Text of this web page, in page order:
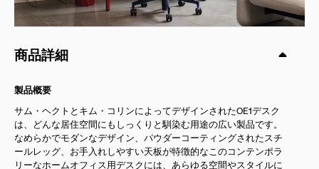
商品詳細
製品概要
サム・ヘクトとキム・コリンによってデザインされたOE1デスク
は、どんな居住空間にもしっくりと馴染む用途の広い製品です。
なめらかでモダンなデザイン、パウダーコーティングされたスチ
ールレッグ、お手入れしやすい天板が特徴的なこのコンテンポラ
リーなホームオフィス用デスクには、あらゆる空間やスタイルに